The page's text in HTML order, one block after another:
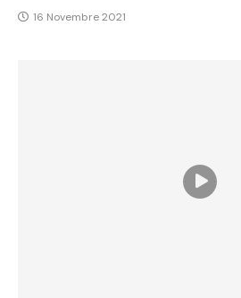
16 Novembre 2021